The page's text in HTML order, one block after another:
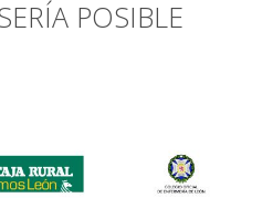
POSIBLE